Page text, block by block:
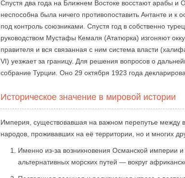
Спустя два года на Ближнем Востоке восстают арабы и
неспособна была ничего противопоставить Антанте и к
под контроль союзниками. Спустя год в собственно
руководством Мустафы Кемаля (Ататюрка) изгоняют
правителя и вся связанная с ним система власти
VI) уезжает за границу. Для решения вопросов о
собрание Турции. Оно 29 октября 1923 года
Историческое значение в мировой истории
Империя, существовавшая на важном перепутье между
народов, проживавших на её территории, но и многих
Именно из-за возникновения Османской империи
альтернативных морских путей — вокруг